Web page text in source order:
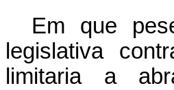
Em que
legislativa
limitaria a